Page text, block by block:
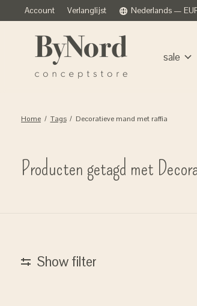
Account Verlanglijst Nederlands —
sale
Home / Tags / Decoratieve mand met raffia
Producten getagd met
Show filter